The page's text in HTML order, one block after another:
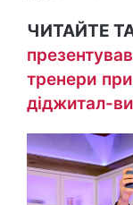
ЧИТАЙТЕ
тренери
діджитал-